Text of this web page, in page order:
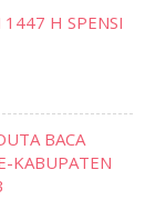
H SPENSI
BACA
KABUPATEN